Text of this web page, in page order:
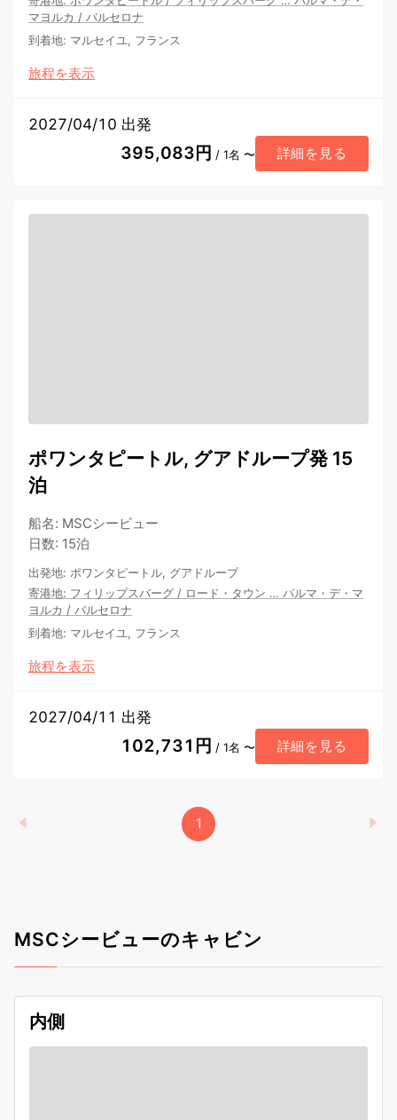
マヨルカ / バルセロナ
到着地: マルセイユ, フランス
旅程を表示
2027/04/10 出発
395,083円 / 1名 〜 詳細を見る
ポワンタピートル, グアドループ発 15
泊
船名: MSCシービュー
日数: 15泊
出発地: ポワンタピートル, グアドループ
寄港地: フィリップスバーグ / ロード・タウン … パルマ・デ・マ
ヨルカ / バルセロナ
到着地: マルセイユ, フランス
旅程を表示
2027/04/11 出発
102,731円 / 1名 〜 詳細を見る
1
MSCシービューのキャビン
内側